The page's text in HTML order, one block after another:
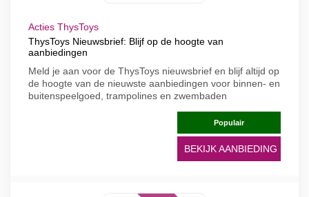
Acties ThysToys
ThysToys Nieuwsbrief: Blijf op de hoogte van
aanbiedingen
Meld je aan voor de ThysToys nieuwsbrief en blijf altijd op
de hoogte van de nieuwste aanbiedingen voor binnen- en
buitenspeelgoed, trampolines en zwembaden
Populair
BEKIJK AANBIEDING